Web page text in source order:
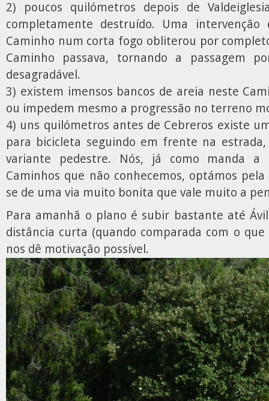
2) poucos quilómetros depois de
completamente destruído. Uma
Caminho num corta fogo obliterou por
Caminho passava, tornando a passagem
desagradável.
3) existem imensos bancos de areia neste
ou impedem mesmo a progressão no terreno
4) uns quilómetros antes de Cebreros existe
para bicicleta seguindo em frente na
variante pedestre. Nós, já como manda a
Caminhos que não conhecemos, optámos
se de uma via muito bonita que vale muito a
Para amanhã o plano é subir bastante até
distância curta (quando comparada com o
nos dê motivação possível.